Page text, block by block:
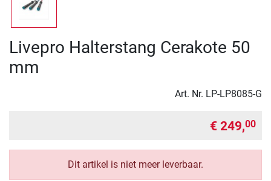
Livepro Halterstang Cerakote 50
mm
Art. Nr. LP-LP8085-G
€ 249,00
Dit artikel is niet meer leverbaar.